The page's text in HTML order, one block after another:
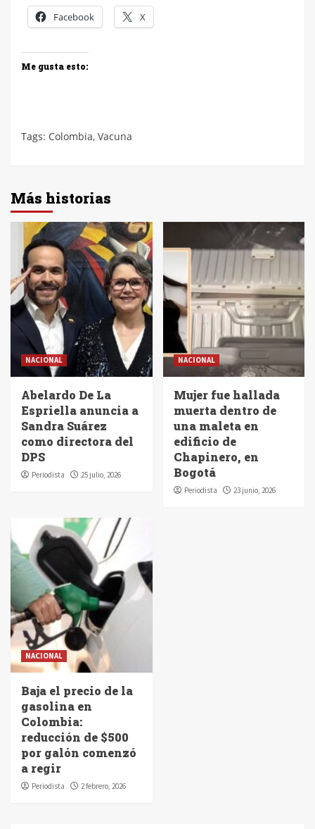
Facebook X
Me gusta esto:
Tags: Colombia, Vacuna
Más historias
NACIONAL
Abelardo De La
Espriella anuncia a
Sandra Suárez
como directora del
DPS
Periodista 25 julio, 2026
NACIONAL
Mujer fue hallada
muerta dentro de
una maleta en
edificio de
Chapinero, en
Bogotá
Periodista 23 junio, 2026
NACIONAL
Baja el precio de la
gasolina en
Colombia:
reducción de $500
por galón comenzó
a regir
Periodista 2 febrero, 2026